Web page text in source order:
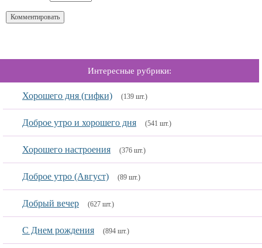
Интересные рубрики:
Хорошего дня (гифки) (139 шт.)
Доброе утро и хорошего дня (541 шт.)
Хорошего настроения (376 шт.)
Доброе утро (Август) (89 шт.)
Добрый вечер (627 шт.)
С Днем рождения (894 шт.)